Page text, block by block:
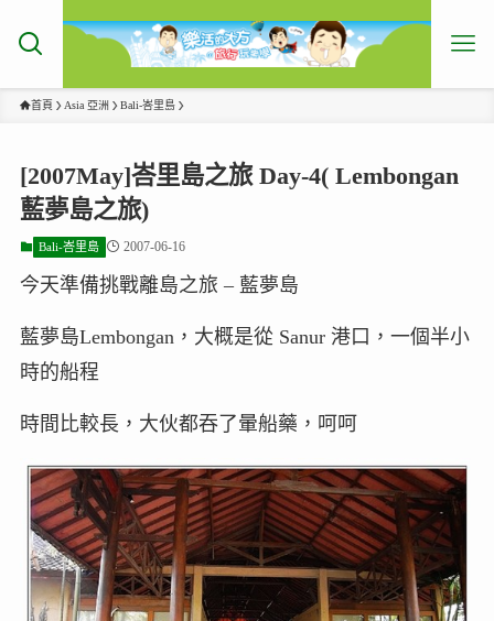
首頁 Asia 亞洲 Bali-峇里島
[2007May]峇里島之旅 Day-4( Lembongan
藍夢島之旅)
Bali-峇里島 2007-06-16
今天準備挑戰離島之旅 – 藍夢島
藍夢島Lembongan，大概是從 Sanur 港口，一個半小
時的船程
時間比較長，大伙都吞了暈船藥，呵呵